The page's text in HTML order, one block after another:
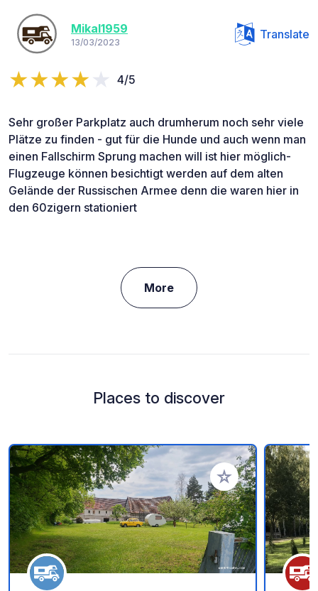
Mikal1959
13/03/2023
Translate
4/5
Sehr großer Parkplatz auch drumherum noch sehr viele
Plätze zu finden - gut für die Hunde und auch wenn man
einen Fallschirm Sprung machen will ist hier möglich-
Flugzeuge können besichtigt werden auf dem alten
Gelände der Russischen Armee denn die waren hier in
den 60zigern stationiert
More
Places to discover
Add to your